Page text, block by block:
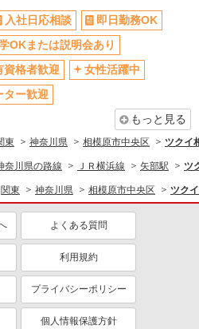
入者は更に＋50円
式会社 39136_p
ルバイト・パート】
期間中 時給1,600円以上
合、残業代を1
老健青葉の郷 （神奈川県相模原市中
1）
詳細を見る
式会社 66112_p
アルバイト・パート】
間中 時給1,300円以上
合、残業代を1
支給します。
イフルホームそよ風 （神奈川県相模
溝5-14-28）
各種手当（家族・役職・インセン
ティブなど）あり
社員登用あり
髪型・髪色自由
ネイルOK
ミドル（40代～）活躍中
交通費支給
産休・育休取得実績あり
入社日応相談
即日勤務OK
OKまたは説明会あり
資格者歓迎
女性活躍中
ター歓迎
もっと見る
東 神奈川県 相模原市中央区 ツクイ
奈川県の路線 ＪＲ横浜線 矢部駅 ツ
関東 神奈川県 相模原市中央区 ツク
よくある質問
利用規約
プライバシーポリシー
個人情報保護方針